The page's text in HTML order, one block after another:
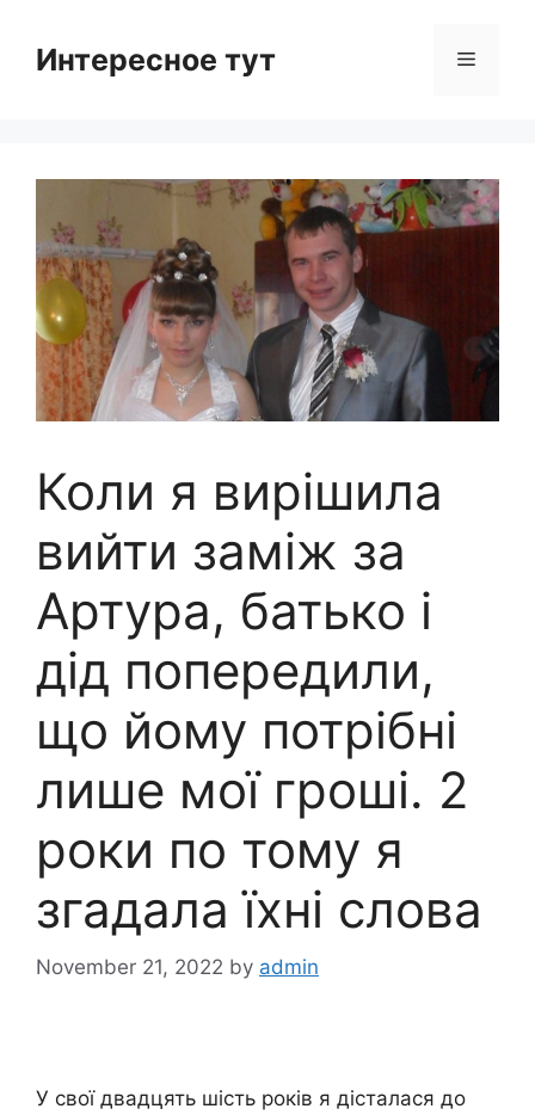
contentИнтересное тут Menu
Коли я вирішила
вийти заміж за
Артура, батько і
дід попередили,
що йому потрібні
лише мої гроші. 2
роки по тому я
згадала їхні слова
November 21, 2022 by admin
У свої двадцять шість років я дісталася до